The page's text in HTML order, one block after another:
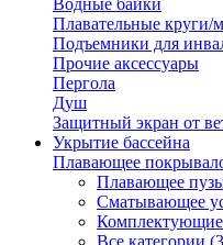
Водные байки
Плавательные круги/
Подъемники для
Прочие аксессуары
Пергола
Душ
Защитный экран от
Укрытие бассейна
Плавающее
Плавающее
Сматывающее
Комплектующие
Все категории